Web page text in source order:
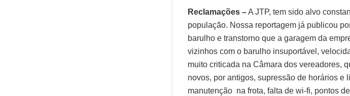
Reclamações –A JTP, tem sido alvo
população. Nossa reportagem já publicou
barulho e transtorno que a garagem da
vizinhos com o barulho insuportável,
muito criticada na Câmara dos vereadores,
novos, por antigos, supressão de horários e
manutenção na frota, falta de wi-fi, pontos